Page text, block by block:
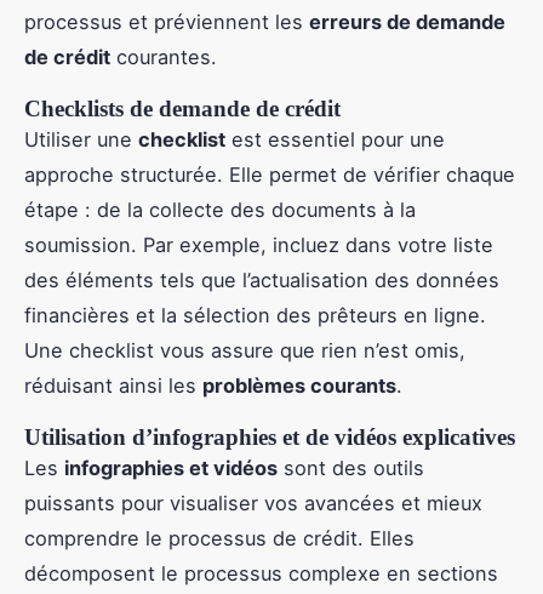
processus et préviennent les erreurs de demande
de crédit courantes.
Checklists de demande de crédit
Utiliser une checklist est essentiel pour une
approche structurée. Elle permet de vérifier chaque
étape : de la collecte des documents à la
soumission. Par exemple, incluez dans votre liste
des éléments tels que l’actualisation des données
financières et la sélection des prêteurs en ligne.
Une checklist vous assure que rien n’est omis,
réduisant ainsi les problèmes courants.
Utilisation d’infographies et de vidéos explicatives
Les infographies et vidéos sont des outils
puissants pour visualiser vos avancées et mieux
comprendre le processus de crédit. Elles
décomposent le processus complexe en sections